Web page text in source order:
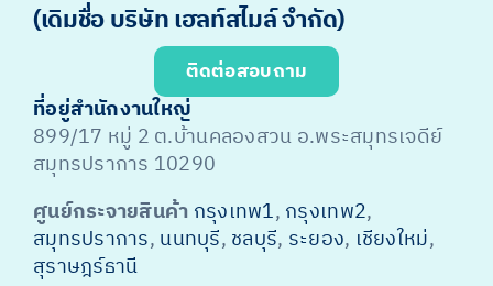
(เดิมชื่อ บริษัท เฮลท์สไมล์ จำกัด)
ติดต่อสอบถาม
ที่อยู่สำนักงานใหญ่
899/17 หมู่ 2 ต.บ้านคลองสวน อ.พระสมุทรเจดีย์
สมุทรปราการ 10290
ศูนย์กระจายสินค้า กรุงเทพ1, กรุงเทพ2,
สมุทรปราการ, นนทบุรี, ชลบุรี, ระยอง, เชียงใหม่,
สุราษฎร์ธานี